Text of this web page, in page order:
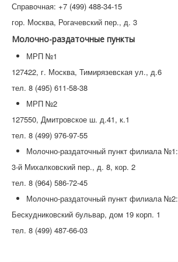
Справочная: +7 (499) 488-34-15
гор. Москва, Рогачевский пер., д. 3
Молочно-раздаточные пункты
МРП №1
127422, г. Москва, Тимирязевская ул., д.6
тел. 8 (495) 611-58-38
МРП №2
127550, Дмитровское ш. д.41, к.1
тел. 8 (499) 976-97-55
Молочно-раздаточный пункт филиала №1:
3-й Михалковский пер., д. 8, кор. 2
тел. 8 (964) 586-72-45
Молочно-раздаточный пункт филиала №2:
Бескудниковский бульвар, дом 19 корп. 1
тел. 8 (499) 487-66-03